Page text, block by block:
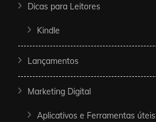
Dicas para Leitores
Kindle
Lançamentos
Marketing Digital
Aplicativos e Ferramentas úteis